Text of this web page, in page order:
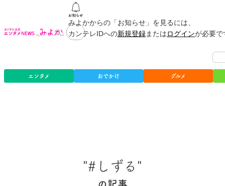
みよかからの「お知らせ」を見るには、
カンテレIDへの新規登録またはログインが必要
エンタメ おでかけ グルメ
"#しずる"
の記事